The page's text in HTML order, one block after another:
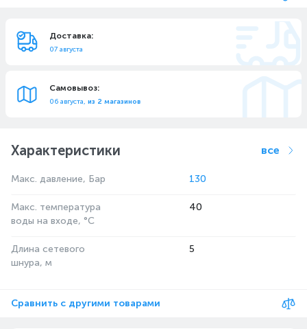
Доставка:
07 августа
Самовывоз:
06 августа, из 2 магазинов
Характеристики все
Макс. давление, Бар 130
Макс. температура
воды на входе, °C
40
Длина сетевого
шнура, м
5
Сравнить с другими товарами